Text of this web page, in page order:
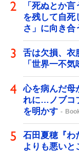
「死ぬとか
を残して自
さ」に向き合
舌は欠損、
「世界一不
心を病んだ母
れに…ノブコ
を明かす
石田夏穂『わ
よりも悪いと